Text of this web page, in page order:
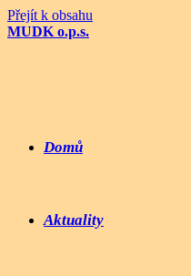
Přejít k obsahu
MUDK o.p.s.
Domů
Aktuality